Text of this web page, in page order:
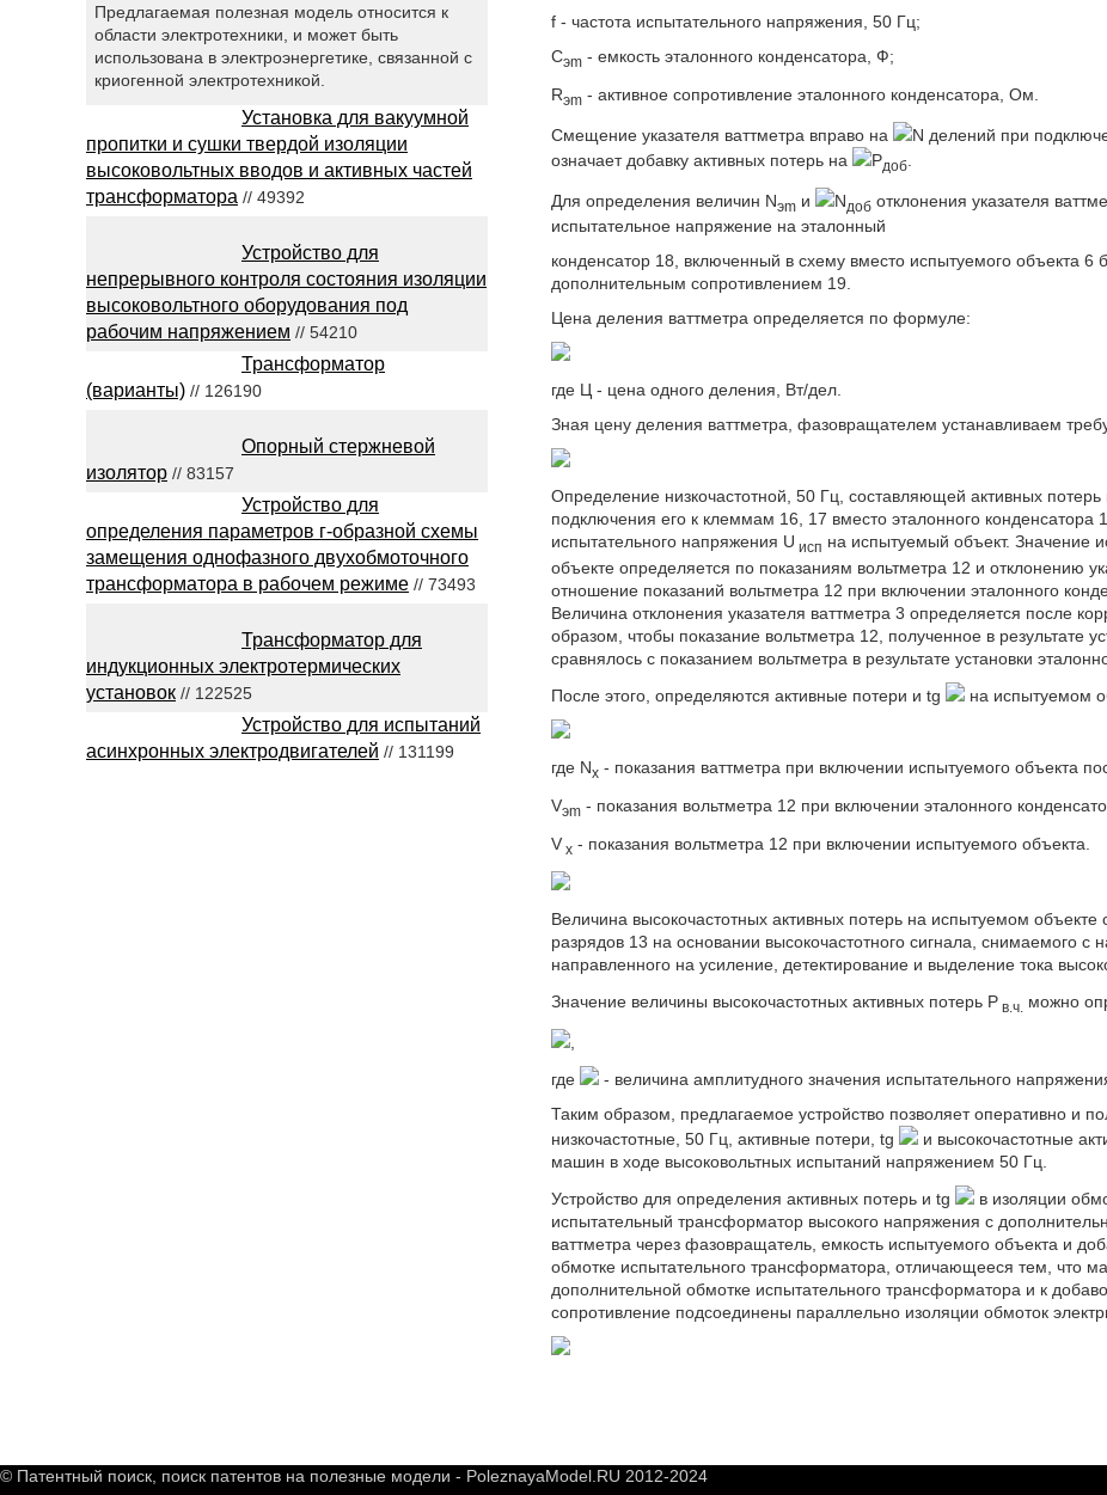
f - частота испытательного напряжения, 50 Гц;
Сэm - емкость эталонного конденсатора, Ф;
Rэm - активное сопротивление эталонного конденсатора, Ом.
Смещение указателя ваттметра вправо на
N делений при
означает добавку активных потерь на
Рдоб
Для определения величин Nэm и Nдоб отклонения указателя
испытательное напряжение на эталонный
конденсатор 18, включенный в схему вместо испытуемого объекта 6
дополнительным сопротивлением 19.
Цена деления ваттметра определяется по формуле:
где Ц - цена одного деления, Вт/дел.
Зная цену деления ваттметра, фазовращателем устанавливаем
Определение низкочастотной, 50 Гц, составляющей активных
подключения его к клеммам 16, 17 вместо эталонного конденсатора
испытательного напряжения U исп на испытуемый объект. Значение
объекте определяется по показаниям вольтметра 12 и отклонению
отношение показаний вольтметра 12 при включении эталонного
Величина отклонения указателя ваттметра 3 определяется после
образом, чтобы показание вольтметра 12, полученное в результате
сравнялось с показанием вольтметра в результате установки
После этого, определяются активные потери и tg
на испытуемом
где Nx- показания ваттметра при включении испытуемого объекта
Vэm - показания вольтметра 12 при включении эталонного
V x- показания вольтметра 12 при включении испытуемого объекта.
Величина высокочастотных активных потерь на испытуемом объекте
разрядов 13 на основании высокочастотного сигнала, снимаемого с
направленного на усиление, детектирование и выделение тока
Значение величины высокочастотных активных потерь Р в.ч. можно
,
где
- величина амплитудного значения испытательного
Таким образом, предлагаемое устройство позволяет оперативно и
низкочастотные, 50 Гц, активные потери, tg
и высокочастотные
машин в ходе высоковольтных испытаний напряжением 50 Гц.
Устройство для определения активных потерь и tg
в изоляции
испытательный трансформатор высокого напряжения с
ваттметра через фазовращатель, емкость испытуемого объекта и
обмотке испытательного трансформатора, отличающееся тем, что
дополнительной обмотке испытательного трансформатора и к
сопротивление подсоединены параллельно изоляции обмоток
Предлагаемая полезная модель относится к
области электротехники, и может быть
использована в электроэнергетике, связанной с
криогенной электротехникой.
Установка для вакуумной
пропитки и сушки твердой изоляции
высоковольтных вводов и активных частей
трансформатора // 49392
Устройство для
непрерывного контроля состояния изоляции
высоковольтного оборудования под
рабочим напряжением // 54210
Трансформатор
(варианты) // 126190
Опорный стержневой
изолятор // 83157
Устройство для
определения параметров г-образной схемы
замещения однофазного двухобмоточного
трансформатора в рабочем режиме // 73493
Трансформатор для
индукционных электротермических
установок // 122525
Устройство для испытаний
асинхронных электродвигателей // 131199
© Патентный поиск, поиск патентов на полезные модели - PoleznayaModel.RU 2012-2024